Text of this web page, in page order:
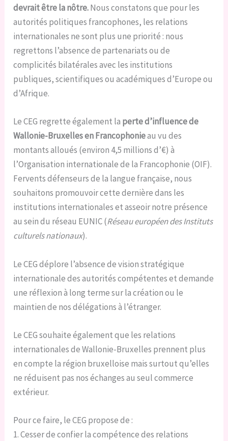
devrait être la nôtre.Nous constatons que pour les
autorités politiques francophones, les relations
internationales ne sont plus une priorité : nous
regrettons l’absence de partenariats ou de
complicités bilatérales avec les institutions
publiques, scientifiques ou académiques d’Europe ou
d’Afrique.
Le CEG regrette également la perte d’influence de
Wallonie-Bruxelles en Francophonieau vu des
montants alloués (environ 4,5 millions d’€) à
l’Organisation internationale de la Francophonie (OIF).
Fervents défenseurs de la langue française, nous
souhaitons promouvoir cette dernière dans les
institutions internationales et asseoir notre présence
au sein du réseau EUNIC (Réseau européen des Instituts
culturels nationaux).
Le CEG déplore l’absence de vision stratégique
internationale des autorités compétentes et demande
une réflexion à long terme sur la création ou le
maintien de nos délégations à l’étranger.
Le CEG souhaite également que les relations
internationales de Wallonie-Bruxelles prennent plus
en compte la région bruxelloise mais surtout qu’elles
ne réduisent pas nos échanges au seul commerce
extérieur.
Pour ce faire, le CEG propose de :
1. Cesser de confier la compétence des relations